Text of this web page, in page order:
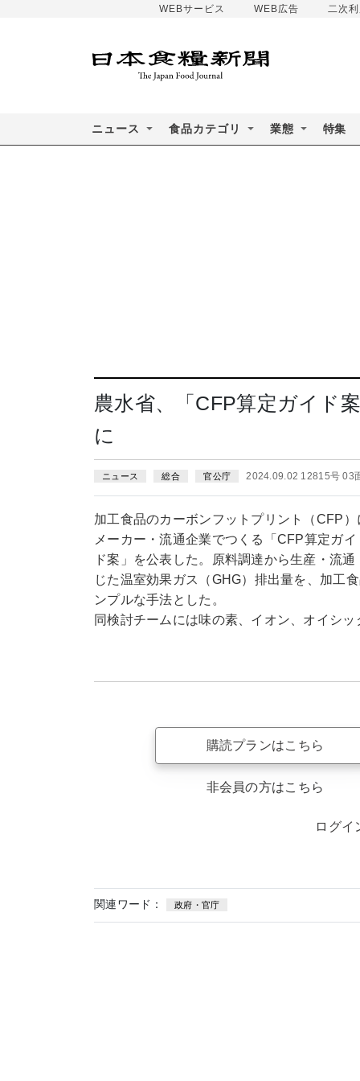
WEBサービス WEB広告 二次
ニュース 食品カテゴリ 業態 特集
農水省、「CFP算定ガイド
に
ニュース 総合 官公庁 2024.09.02 12815号 03
加工食品のカーボンフットプリント（CFP
メーカー・流通企業でつくる「CFP算定ガ
ド案」を公表した。原料調達から生産・流
じた温室効果ガス（GHG）排出量を、加工
ンプルな手法とした。
同検討チームには味の素、イオン、オイシ
購読プランはこちら
非会員の方はこちら
ログイ
関連ワード： 政府・官庁